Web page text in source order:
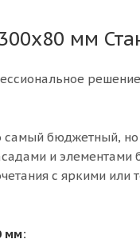
мм
самый бюджетный,
и элементами
с яркими или
мм: